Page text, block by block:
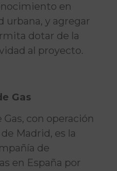
en
urbana, y agregar
dotar de la
al proyecto.
Gas
con operación
Madrid, es la
de
en España por